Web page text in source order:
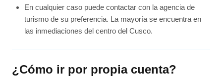
En cualquier caso puede contactar con la agencia de
turismo de su preferencia. La mayoría se encuentra en
las inmediaciones del centro del Cusco.
¿Cómo ir por propia cuenta?